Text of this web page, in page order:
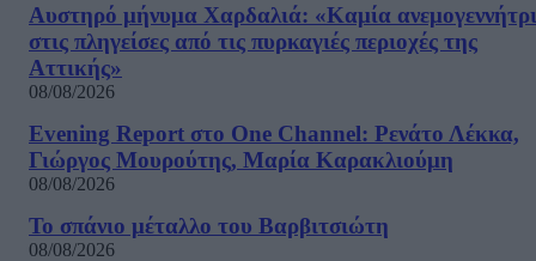
Αυστηρό μήνυμα Χαρδαλιά: «Καμία
στις πληγείσες από τις πυρκαγιές περιοχές της
Αττικής»
08/08/2026
Evening Report στο One Channel: Ρενάτο Λέκκα,
Γιώργος Μουρούτης, Μαρία Καρακλιούμη
08/08/2026
Το σπάνιο μέταλλο του Βαρβιτσιώτη
08/08/2026